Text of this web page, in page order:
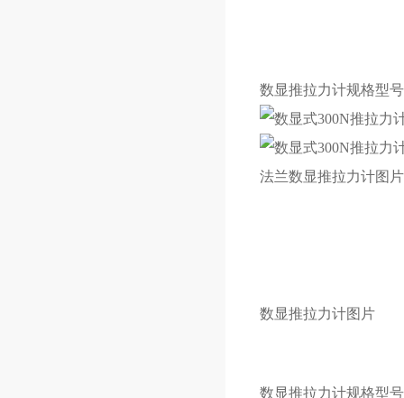
数显推拉力计规格型号
法兰数显推拉力计图片
数显推拉力计图片
数显推拉力计规格型号